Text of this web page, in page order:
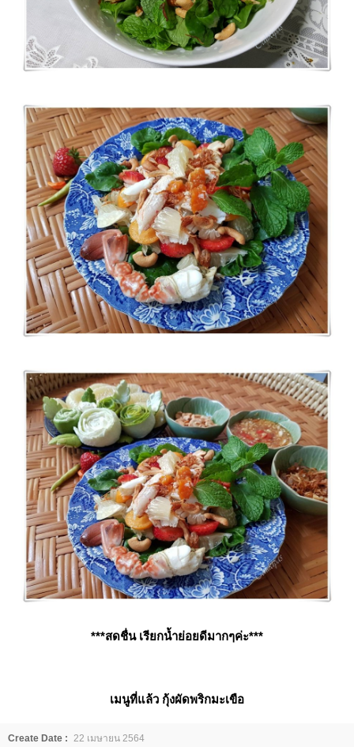
***สดชื่น เรียกน้ำย่อยดีมากๆค่ะ***
เมนูที่แล้ว กุ้งผัดพริกมะเขือ
Create Date : 22 เมษายน 2564